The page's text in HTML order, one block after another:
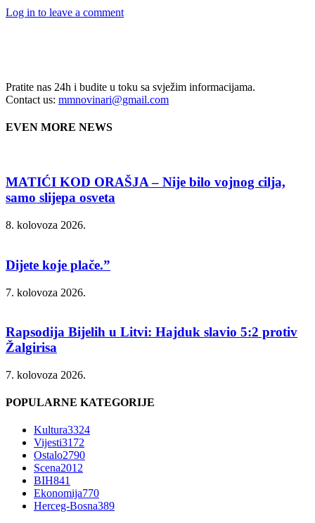
Log in to leave a comment
Pratite nas 24h i budite u toku sa svježim informacijama.
Contact us: mmnovinari@gmail.com
EVEN MORE NEWS
MATIĆI KOD ORAŠJA – Nije bilo vojnog cilja,
samo slijepa osveta
8. kolovoza 2026.
Dijete koje plače.”
7. kolovoza 2026.
Rapsodija Bijelih u Litvi: Hajduk slavio 5:2 protiv
Žalgirisa
7. kolovoza 2026.
POPULARNE KATEGORIJE
Kultura3324
Vijesti3172
Ostalo2790
Scena2012
BIH841
Ekonomija770
Herceg-Bosna389